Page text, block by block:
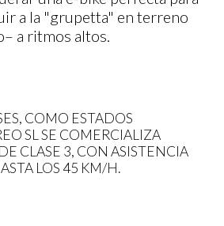
a la "grupetta" en terreno
a ritmos altos.
COMO ESTADOS
SL SE COMERCIALIZA
CLASE 3, CON ASISTENCIA
LOS 45 KM/H.